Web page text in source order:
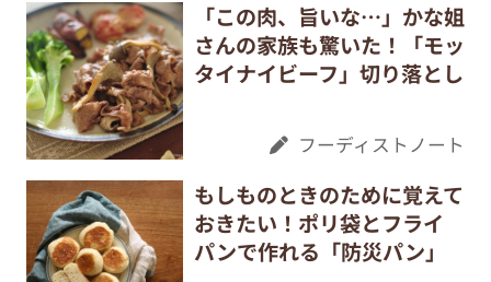
「この肉、旨いな…」かな姐
さんの家族も驚いた！「モッ
タイナイビーフ」切り落とし
フーディストノート
もしものときのために覚えて
おきたい！ポリ袋とフライ
パンで作れる「防災パン」